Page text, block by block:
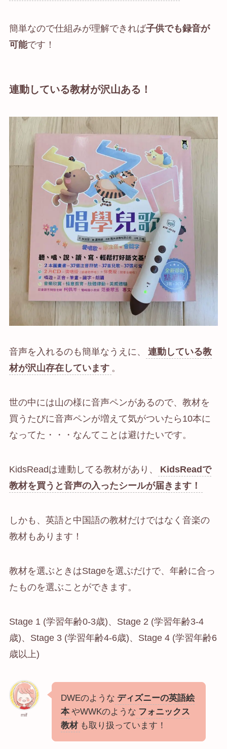
簡単なので仕組みが理解できれば子供でも録音が
可能です！
連動している教材が沢山ある！
音声を入れるのも簡単なうえに、
連動している教
材が沢山存在しています 。
世の中には山の様に音声ペンがあるので、教材を
買うたびに音声ペンが増えて気がついたら10本に
なってた・・・なんてことは避けたいです。
KidsReadは連動してる教材があり、
KidsReadで
教材を買うと音声の入ったシールが届きます！
しかも、英語と中国語の教材だけではなく音楽の
教材もあります！
教材を選ぶときはStageを選ぶだけで、年齢に合っ
たものを選ぶことができます。
Stage 1 (学習年齢0-3歳)、Stage 2 (学習年齢3-4
歳)、Stage 3 (学習年齢4-6歳)、Stage 4 (学習年齢6
歳以上)
mif
DWEのような ディズニーの英語絵
本 やWWKのような フォニックス
教材 も取り扱っています！